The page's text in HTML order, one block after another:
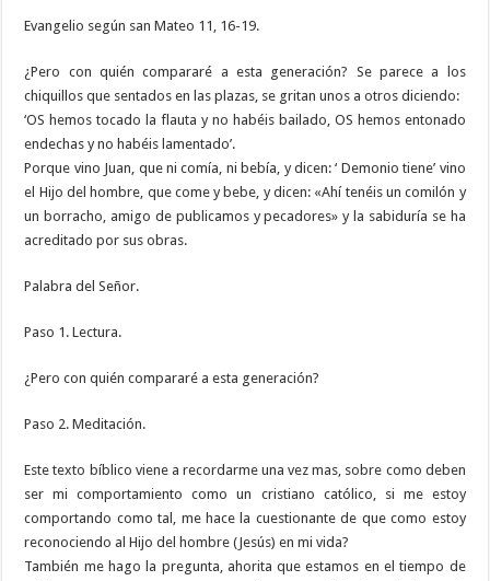
Evangelio según san Mateo 11, 16-19.
¿Pero con quién compararé a esta generación? Se parece a los
chiquillos que sentados en las plazas, se gritan unos a otros diciendo:
‘OS hemos tocado la flauta y no habéis bailado, OS hemos entonado
endechas y no habéis lamentado’.
Porque vino Juan, que ni comía, ni bebía, y dicen: ‘ Demonio tiene’ vino
el Hijo del hombre, que come y bebe, y dicen: «Ahí tenéis un comilón y
un borracho, amigo de publicamos y pecadores» y la sabiduría se ha
acreditado por sus obras.
Palabra del Señor.
Paso 1. Lectura.
¿Pero con quién compararé a esta generación?
Paso 2. Meditación.
Este texto bíblico viene a recordarme una vez mas, sobre como deben
ser mi comportamiento como un cristiano católico, si me estoy
comportando como tal, me hace la cuestionante de que como estoy
reconociendo al Hijo del hombre (Jesús) en mi vida?
También me hago la pregunta, ahorita que estamos en el tiempo de